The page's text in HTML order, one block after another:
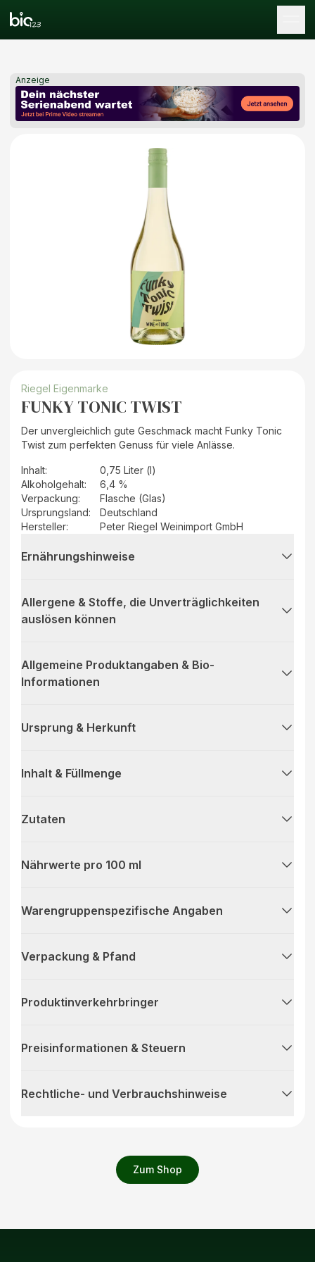
Anzeige
Zum Shop
Riegel Eigenmarke
FUNKY TONIC TWIST
Der unvergleichlich gute Geschmack macht Funky Tonic
Twist zum perfekten Genuss für viele Anlässe.
Inhalt:
0,75 Liter (l)
Alkoholgehalt:
6,4 %
Verpackung:
Flasche (Glas)
Ursprungsland:
Deutschland
Hersteller: Peter Riegel Weinimport GmbH
Ernährungshinweise
Allergene & Stoffe, die Unverträglichkeiten
auslösen können
Allgemeine Produktangaben & Bio-
Informationen
Ursprung & Herkunft
Inhalt & Füllmenge
Zutaten
Nährwerte pro 100 ml
Warengruppenspezifische Angaben
Verpackung & Pfand
Produktinverkehrbringer
Preisinformationen & Steuern
Rechtliche- und Verbrauchshinweise